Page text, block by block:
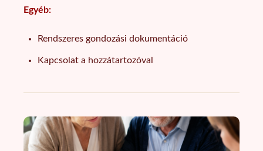
Egyéb:
Rendszeres gondozási dokumentáció
Kapcsolat a hozzátartozóval